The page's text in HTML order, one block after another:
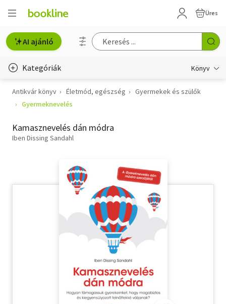
Üres
AI ajánló
Kategóriák Könyv
Életmód, egészség
Gyermek- és ifjúsági
Tankönyv, segédkönyv
Antikvár könyv Életmód, egészség
Gyermekek és szülők
Gyermeknevelés
Kamasznevelés dán módra
Iben Dissing Sandahl